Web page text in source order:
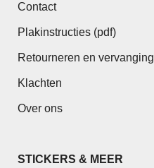
Contact
Plakinstructies (pdf)
Retourneren en vervanging
Klachten
Over ons
STICKERS & MEER